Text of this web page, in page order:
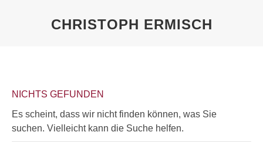
CHRISTOPH ERMISCH
NICHTS GEFUNDEN
Es scheint, dass wir nicht finden können, was Sie
suchen. Vielleicht kann die Suche helfen.